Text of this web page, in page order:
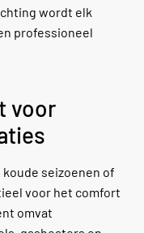
wordt elk
professioneel
voor
seizoenen of
voor het comfort
omvat